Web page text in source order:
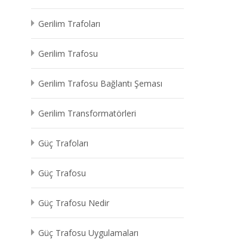
Gerilim Trafoları
Gerilim Trafosu
Gerilim Trafosu Bağlantı Şeması
Gerilim Transformatörleri
Güç Trafoları
Güç Trafosu
Güç Trafosu Nedir
Güç Trafosu Uygulamaları